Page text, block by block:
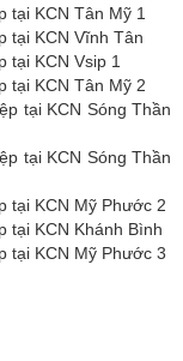
KCN Tân Mỹ 1
KCN Vĩnh Tân
KCN Vsip 1
KCN Tân Mỹ 2
KCN Sóng Thần
KCN Sóng Thần
KCN Mỹ Phước 2
KCN Khánh Bình
KCN Mỹ Phước 3